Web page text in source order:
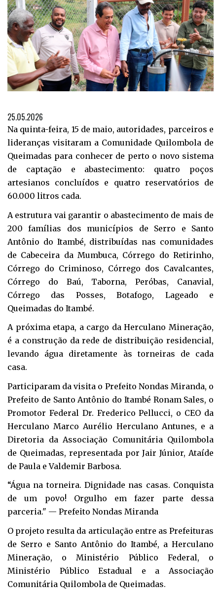
25.05.2026
Na quinta-feira, 15 de maio, autoridades, parceiros e
lideranças visitaram a Comunidade Quilombola de
Queimadas para conhecer de perto o novo sistema
de captação e abastecimento: quatro poços
artesianos concluídos e quatro reservatórios de
60.000 litros cada.
A estrutura vai garantir o abastecimento de mais de
200 famílias dos municípios de Serro e Santo
Antônio do Itambé, distribuídas nas comunidades
de Cabeceira da Mumbuca, Córrego do Retirinho,
Córrego do Criminoso, Córrego dos Cavalcantes,
Córrego do Baú, Taborna, Peróbas, Canavial,
Córrego das Posses, Botafogo, Lageado e
Queimadas do Itambé.
A próxima etapa, a cargo da Herculano Mineração,
é a construção da rede de distribuição residencial,
levando água diretamente às torneiras de cada
casa.
Participaram da visita o Prefeito Nondas Miranda, o
Prefeito de Santo Antônio do Itambé Ronam Sales, o
Promotor Federal Dr. Frederico Pellucci, o CEO da
Herculano Marco Aurélio Herculano Antunes, e a
Diretoria da Associação Comunitária Quilombola
de Queimadas, representada por Jair Júnior, Ataíde
de Paula e Valdemir Barbosa.
“Água na torneira. Dignidade nas casas. Conquista
de um povo! Orgulho em fazer parte dessa
parceria." — Prefeito Nondas Miranda
O projeto resulta da articulação entre as Prefeituras
de Serro e Santo Antônio do Itambé, a Herculano
Mineração, o Ministério Público Federal, o
Ministério Público Estadual e a Associação
Comunitária Quilombola de Queimadas.